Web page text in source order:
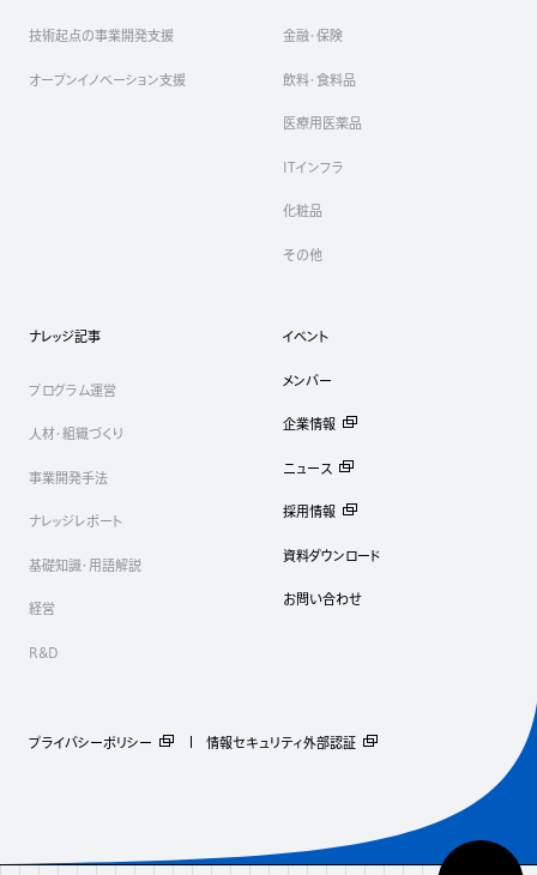
技術起点の事業開発支援
オープンイノベーション支援
金融・保険
飲料・食料品
医療用医薬品
ITインフラ
化粧品
その他
ナレッジ記事
プログラム運営
人材・組織づくり
事業開発手法
ナレッジレポート
基礎知識・用語解説
経営
R&D
イベント
メンバー
企業情報
ニュース
採用情報
資料ダウンロード
お問い合わせ
プライバシーポリシー 情報セキュリティ外部認証